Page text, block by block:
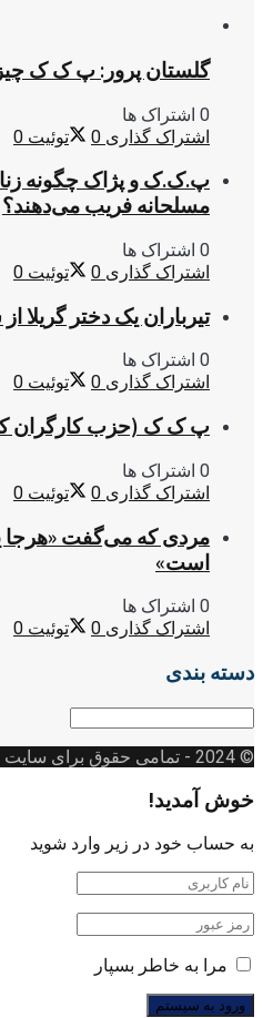
گلستان پرور: پ ک ک
0 اشتراک ها
اشتراک گذاری 0 توئیت 0
پ.ک.ک و پژاک چگونه
مسلحانه فریب می‌دهند؟
0 اشتراک ها
اشتراک گذاری 0 توئیت 0
تیرباران یک دختر
0 اشتراک ها
اشتراک گذاری 0 توئیت 0
پ ک ک (حزب کارگران
0 اشتراک ها
اشتراک گذاری 0 توئیت 0
مردی که می‌گفت «هرجا
است»
0 اشتراک ها
اشتراک گذاری 0 توئیت 0
دسته بندی
دسته
© 2024
- تمامی حقوق برای سایت
خوش آمدید!
به حساب خود در زیر وارد شوید
مرا به خاطر بسپار